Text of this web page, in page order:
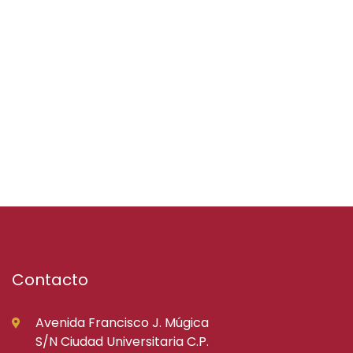
Contacto
Avenida Francisco J. Múgica
S/N Ciudad Universitaria C.P.